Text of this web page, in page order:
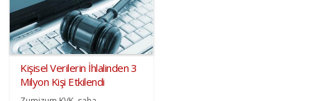
Kişisel Verilerin İhlalinden 3
Milyon Kişi Etkilendi